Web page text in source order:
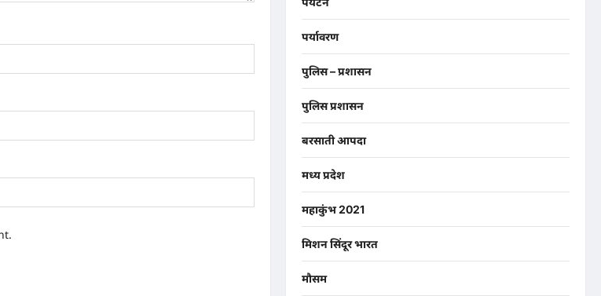
पर्यावरण
पुलिस – प्रशासन
पुलिस प्रशासन
बरसाती आपदा
मध्य प्रदेश
महाकुंभ 2021
मिशन सिंदूर भारत
मौसम